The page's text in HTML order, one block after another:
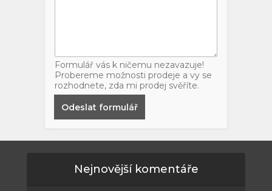
Formulář vás k ničemu nezavazuje!
Probereme možnosti prodeje a vy se
rozhodnete, zda mi prodej svěříte.
Odeslat formulář
Nejnovější komentáře